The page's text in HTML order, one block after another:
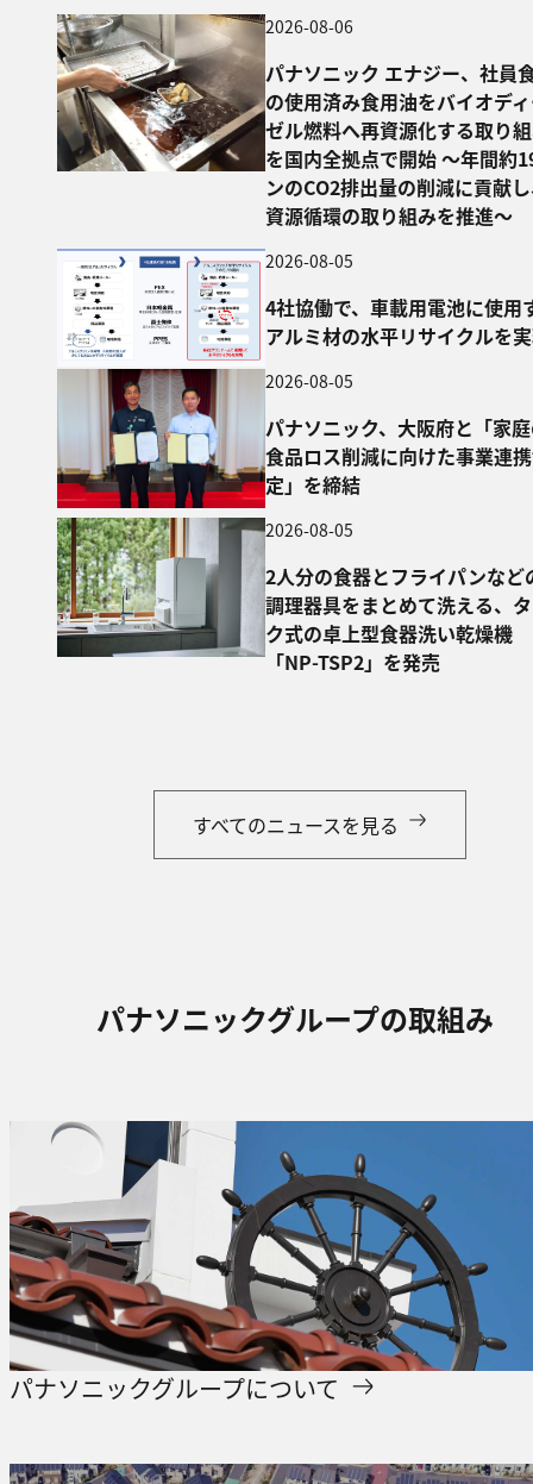
2026-08-06
パナソニック エナジー、社員
の使用済み食用油をバイオデ
ゼル燃料へ再資源化する取り
を国内全拠点で開始 ～年間約
ンのCO2排出量の削減に貢献
資源循環の取り組みを推進～
2026-08-05
4社協働で、車載用電池に使用
アルミ材の水平リサイクルを
2026-08-05
パナソニック、大阪府と「家
食品ロス削減に向けた事業連
定」を締結
2026-08-05
2人分の食器とフライパンなど
調理器具をまとめて洗える、
ク式の卓上型食器洗い乾燥機
「NP-TSP2」を発売
すべてのニュースを見る
パナソニックグループの取組み
パナソニックグループについて